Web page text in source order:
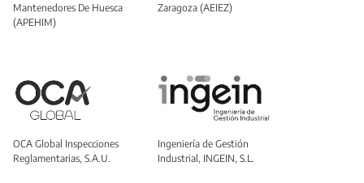
Mantenedores De Huesca
(APEHIM)
Zaragoza (AEIEZ)
OCA Global Inspecciones
Reglamentarias, S.A.U.
Ingeniería de Gestión
Industrial, INGEIN, S.L.